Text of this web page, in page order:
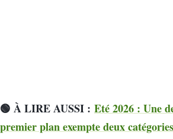
🟢 À LIRE AUSSI : Eté 2026 : Une
premier plan exempte deux